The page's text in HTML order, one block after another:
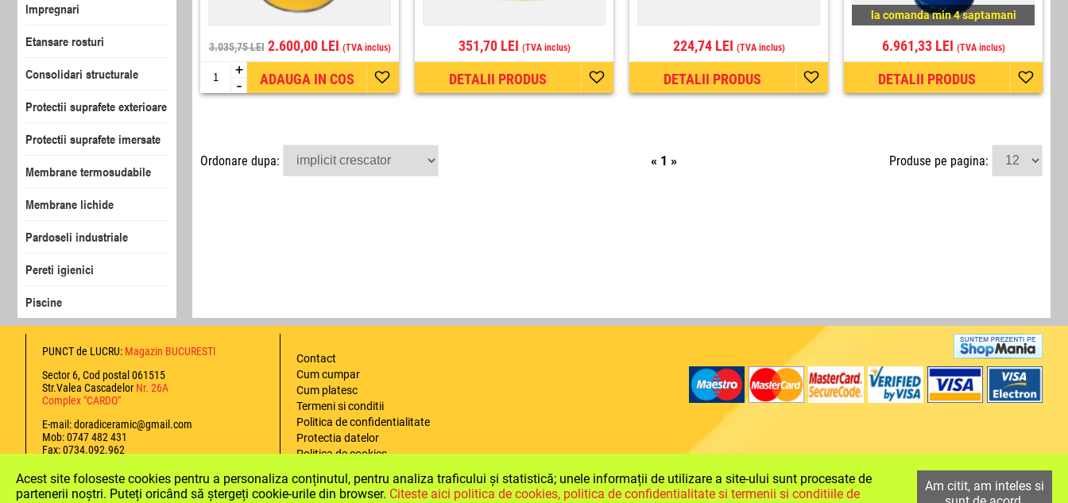
Impregnari
Etansare rosturi
Consolidari structurale
Protectii suprafete exterioare
Protectii suprafete imersate
Membrane termosudabile
Membrane lichide
Pardoseli industriale
Pereti igienici
Piscine
3.035,75 LEI2.600,00 LEI (TVA inclus)
+
- ADAUGA IN COS
351,70 LEI (TVA inclus)
DETALII PRODUS
224,74 LEI (TVA inclus)
DETALII PRODUS
la comanda min 4 saptamani
6.961,33 LEI (TVA inclus)
DETALII PRODUS
Ordonare dupa: « 1 » Produse pe pagina:
PUNCT de LUCRU: Magazin BUCURESTI
Sector 6, Cod postal 061515
Str.Valea Cascadelor Nr. 26A
Complex "CARDO"
E-mail: doradiceramic@gmail.com
Mob: 0747 482 431
Fax: 0734.092.962
Securizat certificat
Contact
Cum cumpar
Cum platesc
Termeni si conditii
Politica de confidentialitate
Protectia datelor
Politica de cookies
ANPC
Acest site foloseste cookies pentru a personaliza conținutul, pentru analiza traficului și statistică; unele informații de utilizare a site-ului sunt procesate de
partenerii noștri. Puteți oricând să ștergeți cookie-urile din browser. Citeste aici politica de cookies, politica de confidentialitate si termenii si conditiile de
Am citit, am inteles si